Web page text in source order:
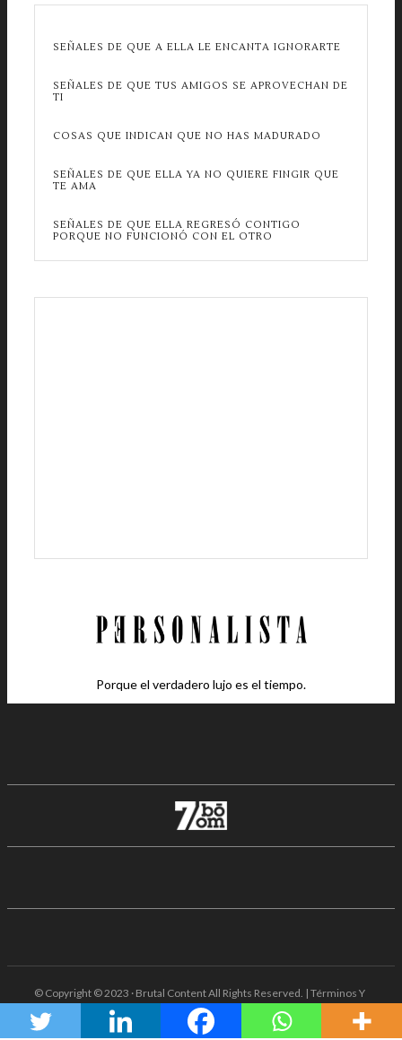
SEÑALES DE QUE A ELLA LE ENCANTA IGNORARTE
SEÑALES DE QUE TUS AMIGOS SE APROVECHAN DE
TI
COSAS QUE INDICAN QUE NO HAS MADURADO
SEÑALES DE QUE ELLA YA NO QUIERE FINGIR QUE
TE AMA
SEÑALES DE QUE ELLA REGRESÓ CONTIGO
PORQUE NO FUNCIONÓ CON EL OTRO
Porque el verdadero lujo es el tiempo.
© Copyright © 2023 · Brutal Content All Rights Reserved. | Términos Y
Condiciones · Aviso De Privacidad